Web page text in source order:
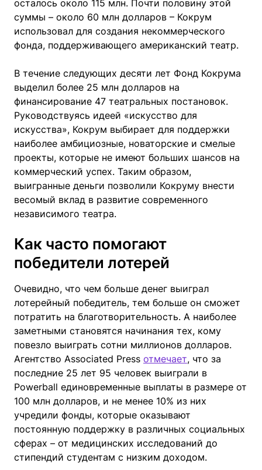
осталось около 115 млн. Почти половину этой
суммы – около 60 млн долларов – Кокрум
использовал для создания некоммерческого
фонда, поддерживающего американский театр.
В течение следующих десяти лет Фонд Кокрума
выделил более 25 млн долларов на
финансирование 47 театральных постановок.
Руководствуясь идеей «искусство для
искусства», Кокрум выбирает для поддержки
наиболее амбициозные, новаторские и смелые
проекты, которые не имеют больших шансов на
коммерческий успех. Таким образом,
выигранные деньги позволили Кокруму внести
весомый вклад в развитие современного
независимого театра.
Как часто помогают
победители лотерей
Очевидно, что чем больше денег выиграл
лотерейный победитель, тем больше он сможет
потратить на благотворительность. А наиболее
заметными становятся начинания тех, кому
повезло выиграть сотни миллионов долларов.
Агентство Associated Press отмечает, что за
последние 25 лет 95 человек выиграли в
Powerball единовременные выплаты в размере от
100 млн долларов, и не менее 10% из них
учредили фонды, которые оказывают
постоянную поддержку в различных социальных
сферах – от медицинских исследований до
стипендий студентам с низким доходом.